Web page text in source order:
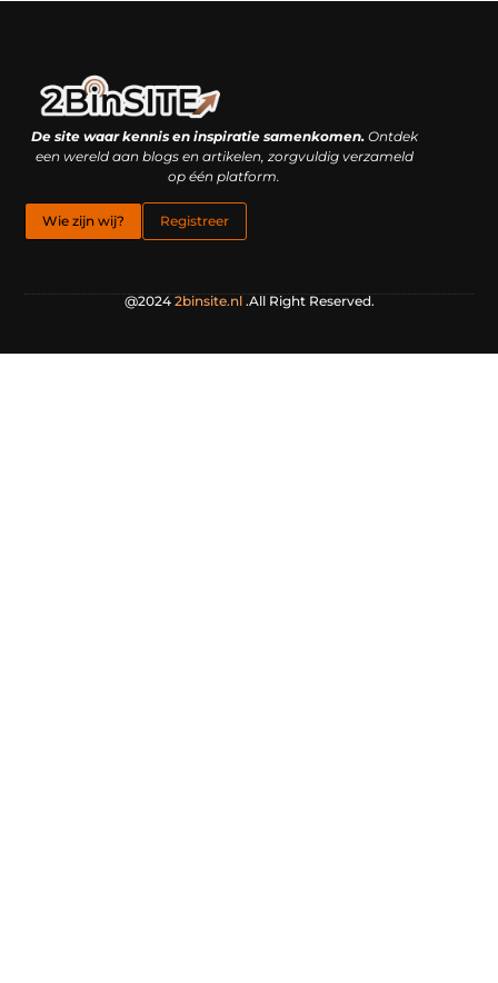
De site waar kennis en inspiratie samenkomen.Ontdek
een wereld aan blogs en artikelen, zorgvuldig verzameld
op één platform.
Wie zijn wij? Registreer
@2024 2binsite.nl.All Right Reserved.